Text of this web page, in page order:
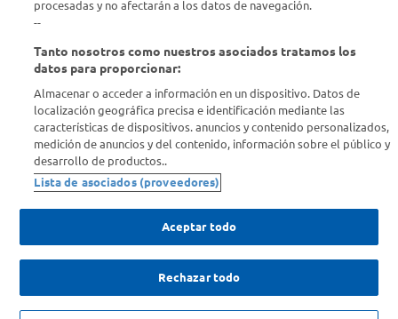
Descubrí Carrefour
Conocenos
Info útil
Comprá Online
procesadas y no afectarán a los datos de navegación.
--
Tanto nosotros como nuestros asociados tratamos los
datos para proporcionar:
Almacenar o acceder a información en un dispositivo. Datos de
localización geográfica precisa e identificación mediante las
características de dispositivos. anuncios y contenido personalizados,
medición de anuncios y del contenido, información sobre el público y
desarrollo de productos..
Lista de asociados (proveedores)
Aceptar todo
Rechazar todo